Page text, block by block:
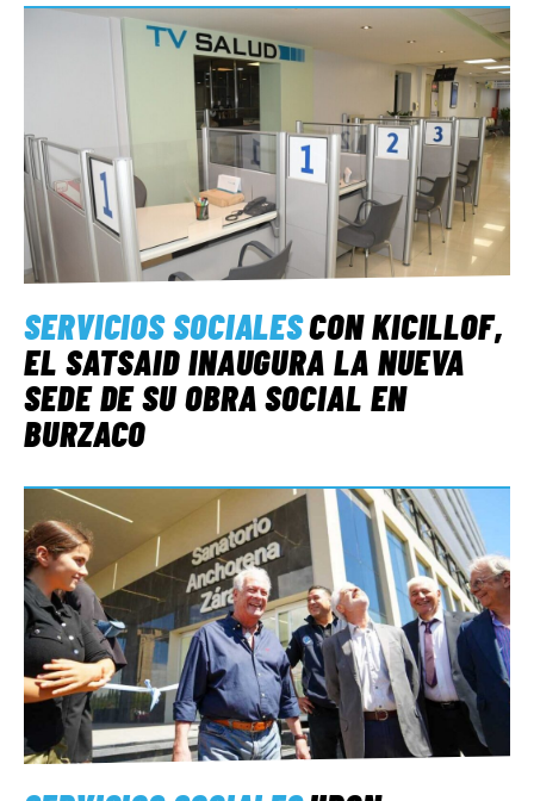
SERVICIOS SOCIALESCON KICILLOF,
EL SATSAID INAUGURA LA NUEVA
SEDE DE SU OBRA SOCIAL EN
BURZACO